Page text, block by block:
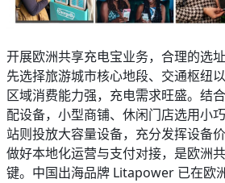
开展欧洲共享充电宝业务，合理的选
先选择旅游城市核心地段、交通枢纽
区域消费能力强，充电需求旺盛。结
配设备，小型商铺、休闲门店选用小
站则投放大容量设备，充分发挥设备价
做好本地化运营与支付对接，是欧洲
键。中国出海品牌 Litapower 已在欧